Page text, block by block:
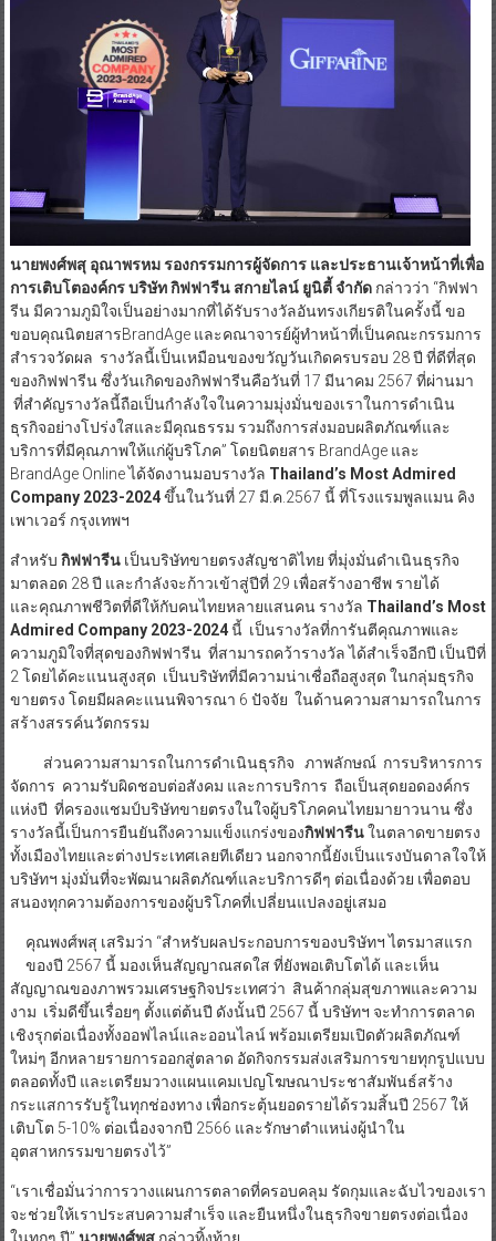
นายพงศ์พสุ อุณาพรหม รองกรรมการผู้จัดการ และประธานเจ้าหน้าที่เพื่อ
การเติบโตองค์กร บริษัท กิฟฟารีน สกายไลน์ ยูนิตี้ จำกัดกล่าวว่า “กิฟฟา
รีน มีความภูมิใจเป็นอย่างมากที่ได้รับรางวัลอันทรงเกียรติในครั้งนี้ ขอ
ขอบคุณนิตยสารBrandAge และคณาจารย์ผู้ทำหน้าที่เป็นคณะกรรมการ
สำรวจวัดผล รางวัลนี้เป็นเหมือนของขวัญวันเกิดครบรอบ 28 ปี ที่ดีที่สุด
ของกิฟฟารีน ซึ่งวันเกิดของกิฟฟารีนคือวันที่ 17 มีนาคม 2567 ที่ผ่านมา
ที่สำคัญรางวัลนี้ถือเป็นกำลังใจในความมุ่งมั่นของเราในการดำเนิน
ธุรกิจอย่างโปร่งใสและมีคุณธรรม รวมถึงการส่งมอบผลิตภัณฑ์และ
บริการที่มีคุณภาพให้แก่ผู้บริโภค” โดยนิตยสาร BrandAge และ
Company2023-2024 ขึ้นในวันที่ 27 มี.ค.2567 นี้ ที่โรงแรมพูลแมน คิง
เพาเวอร์ กรุงเทพฯ
สำหรับกิฟฟารีนเป็นบริษัทขายตรงสัญชาติไทย ที่มุ่งมั่นดำเนินธุรกิจ
มาตลอด 28 ปี และกำลังจะก้าวเข้าสู่ปีที่ 29 เพื่อสร้างอาชีพ รายได้
และคุณภาพชีวิตที่ดีให้กับคนไทยหลายแสนคน รางวัลThailand’s Most
Admired Company2023-2024นี้ เป็นรางวัลที่การันตีคุณภาพและ
ความภูมิใจที่สุดของกิฟฟารีน ที่สามารถคว้ารางวัล ได้สำเร็จอีกปี เป็นปีที่
ขายตรง โดยมีผลคะแนนพิจารณา 6 ปัจจัย ในด้านความสามารถในการ
สร้างสรรค์นวัตกรรม
ส่วนความสามารถในการดำเนินธุรกิจ ภาพลักษณ์ การบริหารการ
จัดการ ความรับผิดชอบต่อสังคม และการบริการ ถือเป็นสุดยอดองค์กร
แห่งปี ที่ครองแชมป์บริษัทขายตรงในใจผู้บริโภคคนไทยมายาวนาน ซึ่ง
รางวัลนี้เป็นการยืนยันถึงความแข็งแกร่งของกิฟฟารีนในตลาดขายตรง
บริษัทฯ มุ่งมั่นที่จะพัฒนาผลิตภัณฑ์และบริการดีๆ ต่อเนื่องด้วย เพื่อตอบ
สนองทุกความต้องการของผู้บริโภคที่เปลี่ยนแปลงอยู่เสมอ
คุณพงศ์พสุ เสริมว่า “สำหรับผลประกอบการของบริษัทฯ ไตรมาสแรก
ของปี 2567 นี้ มองเห็นสัญญาณสดใส ที่ยังพอเติบโตได้ และเห็น
สัญญาณของภาพรวมเศรษฐกิจประเทศว่า สินค้ากลุ่มสุขภาพและความ
งาม เริ่มดีขึ้นเรื่อยๆ ตั้งแต่ต้นปี ดังนั้นปี 2567 นี้ บริษัทฯ จะทำการตลาด
เชิงรุกต่อเนื่องทั้งออฟไลน์และออนไลน์ พร้อมเตรียมเปิดตัวผลิตภัณฑ์
ใหม่ๆ อีกหลายรายการออกสู่ตลาด อัดกิจกรรมส่งเสริมการขายทุกรูปแบบ
ตลอดทั้งปี และเตรียมวางแผนแคมเปญโฆษณาประชาสัมพันธ์สร้าง
เติบโต 5-10% ต่อเนื่องจากปี 2566 และรักษาตำแหน่งผู้นำใน
อุตสาหกรรมขายตรงไว้”